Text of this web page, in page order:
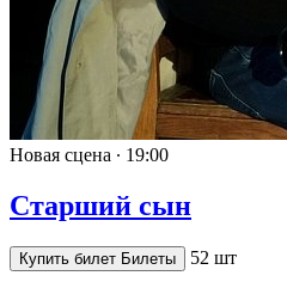
Новая сцена ∙ 19:00
Старший сын
Купить билет Билеты 52 шт